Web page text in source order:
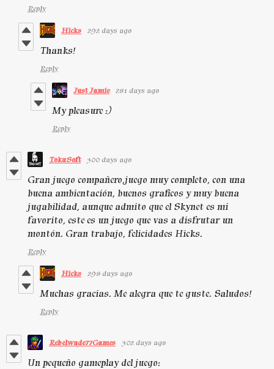
Reply
Hicks 292 days ago
Thanks!
Reply
Just Jamie 281 days ago
My pleasure :)
Reply
TokuSoft 300 days ago
Gran juego compañero,juego muy completo, con una
buena ambientación, buenos graficos y muy buena
jugabilidad, aunque admito que el Skynet es mi
favorito, este es un juego que vas a disfrutar un
montón. Gran trabajo, felicidades Hicks.
Reply
Hicks 298 days ago
Muchas gracias. Me alegra que te guste. Saludos!
Reply
Rebelwade77Games 302 days ago
Un pequeño gameplay del juego: